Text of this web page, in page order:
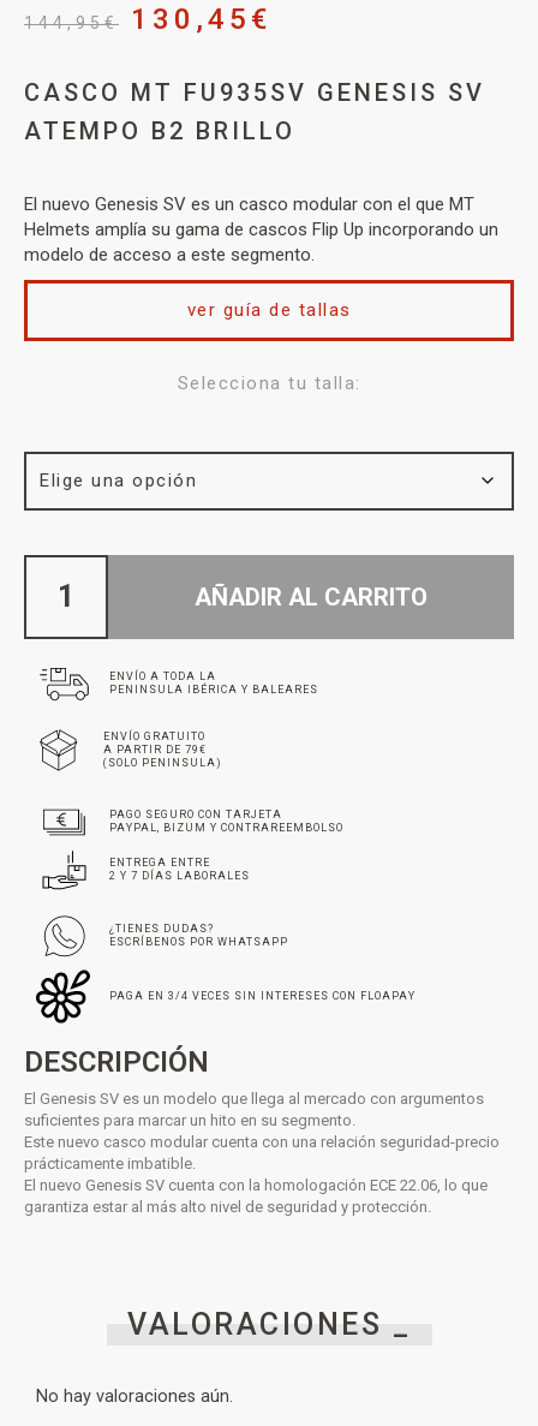
144,95€ 130,45 €
CASCO MT FU935SV GENESIS SV
ATEMPO B2 BRILLO
El nuevo Genesis SV es un casco modular con el que MT
Helmets amplía su gama de cascos Flip Up incorporando un
modelo de acceso a este segmento.
Selecciona tu talla:
ver guía de tallas
AÑADIR AL CARRITO
ENVÍO A TODA LA
PENINSULA IBÉRICA Y BALEARES
ENVÍO GRATUITO
A PARTIR DE 79€
(SOLO PENINSULA)
PAGO SEGURO CON TARJETA
PAYPAL, BIZUM Y CONTRAREEMBOLSO
ENTREGA ENTRE
2 Y 7 DÍAS LABORALES
¿TIENES DUDAS?
ESCRÍBENOS POR WHATSAPP
PAGA EN 3/4 VECES SIN INTERESES CON FLOAPAY
DESCRIPCIÓN
El Genesis SV es un modelo que llega al mercado con argumentos
suficientes para marcar un hito en su segmento.
Este nuevo casco modular cuenta con una relación seguridad-precio
prácticamente imbatible.
El nuevo Genesis SV cuenta con la homologación ECE 22.06, lo que
garantiza estar al más alto nivel de seguridad y protección.
VALORACIONES _
No hay valoraciones aún.